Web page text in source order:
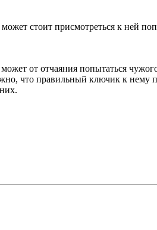
стоит присмотреться к ней
от отчаяния попытаться
что правильный ключик к нему